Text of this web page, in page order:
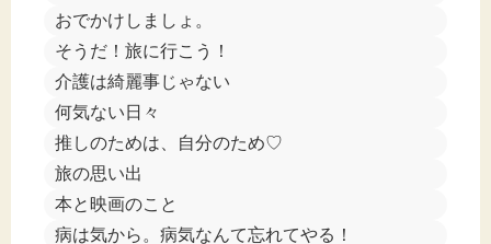
おでかけしましょ。
そうだ！旅に行こう！
介護は綺麗事じゃない
何気ない日々
推しのためは、自分のため♡
旅の思い出
本と映画のこと
病は気から。病気なんて忘れてやる！